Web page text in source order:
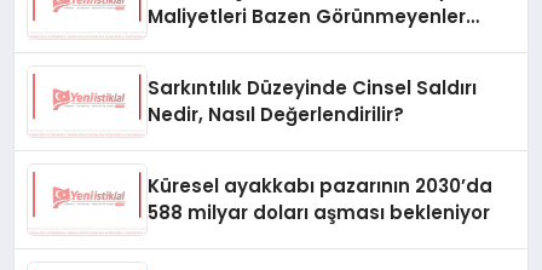
Maliyetleri Bazen Görünmeyenler
Sarkıntılık Düzeyinde Cinsel Saldırı
Nedir, Nasıl Değerlendirilir?
Küresel ayakkabı pazarının 2030’da
588 milyar doları aşması bekleniyor